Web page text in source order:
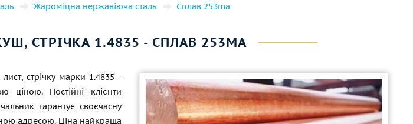
Жароміцна нержавіюча сталь Cплав 253ma
СТРІЧКА 1.4835 - СПЛАВ 253MA
стрічку марки 1.4835 -
ціною. Постійні клієнти
гарантує своєчасну
адресою. Ціна найкраща